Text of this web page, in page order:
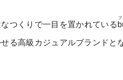
つくりで一目を置かれている
る高級カジュアルブランドと